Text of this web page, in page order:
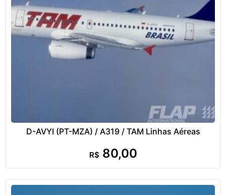
D-AVYI (PT-MZA) / A319 / TAM Linhas Aéreas
R$ 80,00